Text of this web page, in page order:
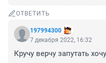
ОТВЕТИТЬ
197994300
7 декабря 2022, 16:32
Кручу верчу запутать хочу